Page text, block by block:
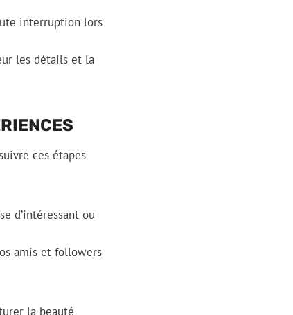
interruption lors
les détails et la
ces étapes
d’intéressant ou
amis et followers
la beauté